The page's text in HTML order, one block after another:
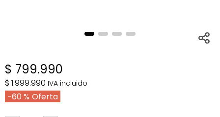
$ 799.990
$1.999.990 IVA incluido
60 %